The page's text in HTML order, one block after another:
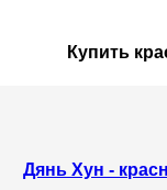
Купить
Дянь Хун -